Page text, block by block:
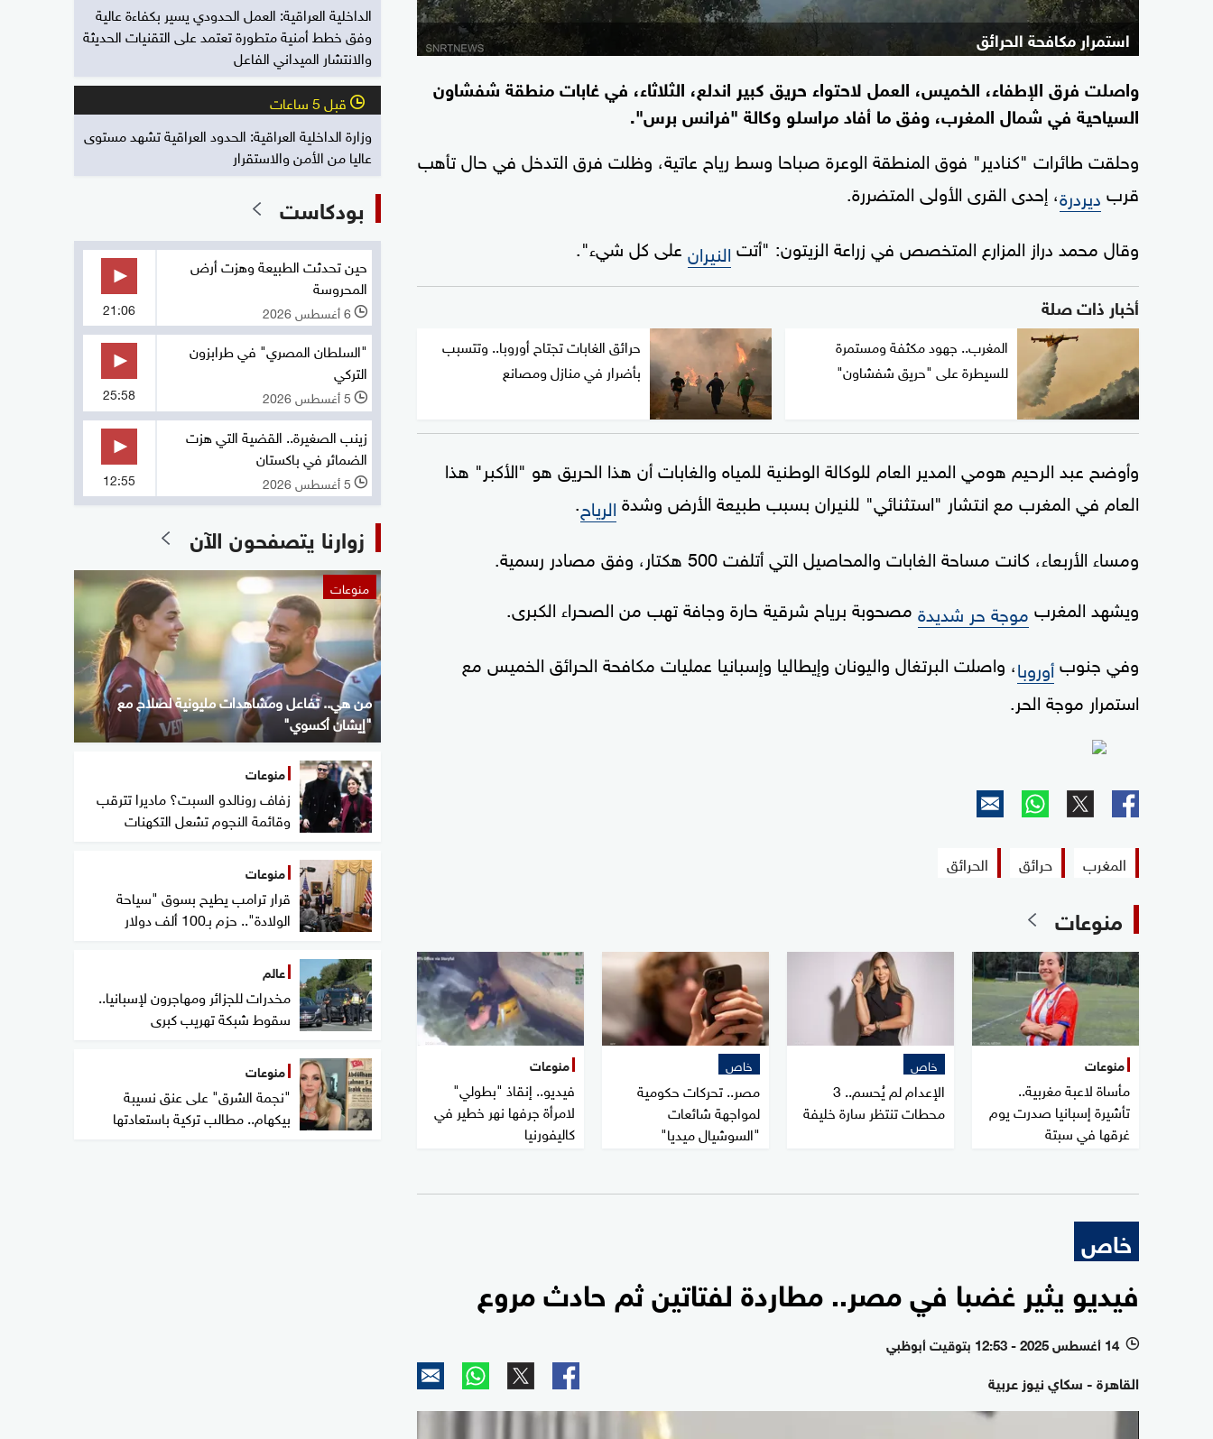
استمرار مكافحة الحرائق
واصلت فرق الإطفاء، الخميس، العمل لاحتواء حريق كبير اندلع، الثلاثاء، في غابات منطقة شفشاون
السياحية في شمال المغرب، وفق ما أفاد مراسلو وكالة "فرانس برس".
وحلقت طائرات "كنادير" فوق المنطقة الوعرة صباحا وسط رياح عاتية، وظلت فرق التدخل في حال تأهب
قرب ديردرة، إحدى القرى الأولى المتضررة.
وقال محمد دراز المزارع المتخصص في زراعة الزيتون: "أتت النيران على كل شيء".
أخبار ذات صلة
المغرب.. جهود مكثفة ومستمرة
للسيطرة على "حريق شفشاون"
حرائق الغابات تجتاح أوروبا.. وتتسبب
بأضرار في منازل ومصانع
وأوضح عبد الرحيم هومي المدير العام للوكالة الوطنية للمياه والغابات أن هذا الحريق هو "الأكبر" هذا
العام في المغرب مع انتشار "استثنائي" للنيران بسبب طبيعة الأرض وشدة الرياح.
ومساء الأربعاء، كانت مساحة الغابات والمحاصيل التي أتلفت 500 هكتار، وفق مصادر رسمية.
ويشهد المغرب موجة حر شديدة مصحوبة برياح شرقية حارة وجافة تهب من الصحراء الكبرى.
وفي جنوبأوروبا، واصلت البرتغال واليونان وإيطاليا وإسبانيا عمليات مكافحة الحرائق الخميس مع
استمرار موجة الحر.
المغرب حرائق الحرائق
منوعات
منوعات
مأساة لاعبة مغربية..
تأشيرة إسبانيا صدرت يوم
غرقها في سبتة
خاص
الإعدام لم يُحسم.. 3
محطات تنتظر سارة خليفة
خاص
مصر.. تحركات حكومية
لمواجهة شائعات
"السوشيال ميديا"
منوعات
فيديو.. إنقاذ "بطولي"
لامرأة جرفها نهر خطير في
كاليفورنيا
خاص
فيديو يثير غضبا في مصر.. مطاردة لفتاتين ثم حادث مروع
l 14 أغسطس 2025 - 12:53 بتوقيت أبوظبي
القاهرة - سكاي نيوز عربية
الداخلية العراقية: العمل الحدودي يسير بكفاءة عالية
وفق خطط أمنية متطورة تعتمد على التقنيات الحديثة
والانتشار الميداني الفاعل
l قبل 5 ساعات
وزارة الداخلية العراقية: الحدود العراقية تشهد مستوى
عاليا من الأمن والاستقرار
بودكاست
حين تحدثت الطبيعة وهزت أرض
المحروسة
l 6 أغسطس 2026 21:06
"السلطان المصري" في طرابزون
التركي
l 5 أغسطس 2026 25:58
زينب الصغيرة.. القضية التي هزت
الضمائر في باكستان
l 5 أغسطس 2026 12:55
زوارنا يتصفحون الآن
منوعات
من هي.. تفاعل ومشاهدات مليونية لصلاح مع
"إيشان أكسوي"
منوعات
زفاف رونالدو السبت؟ ماديرا تترقب
وقائمة النجوم تشعل التكهنات
منوعات
قرار ترامب يطيح بسوق "سياحة
الولادة".. حزم بـ100 ألف دولار
عالم
مخدرات للجزائر ومهاجرون لإسبانيا..
سقوط شبكة تهريب كبرى
منوعات
"نجمة الشرق" على عنق نسيبة
بيكهام.. مطالب تركية باستعادتها